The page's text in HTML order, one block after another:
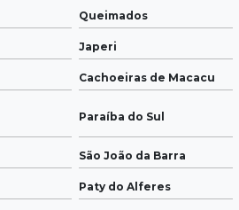
Queimados
Japeri
Cachoeiras de Macacu
Paraíba do Sul
São João da Barra
Paty do Alferes